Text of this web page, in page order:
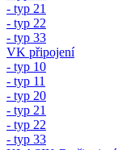
- typ 21
- typ 22
- typ 33
VK připojení
- typ 10
- typ 11
- typ 20
- typ 21
- typ 22
- typ 33